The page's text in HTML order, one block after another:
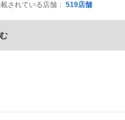
されている店舗： 519店舗